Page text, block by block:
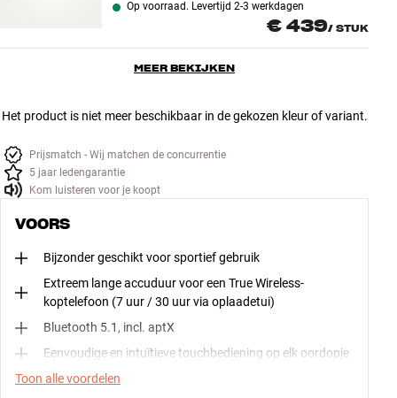
Op voorraad. Levertijd 2-3 werkdagen
€ 439/ STUK
MEER BEKIJKEN
Het product is niet meer beschikbaar in de gekozen kleur of variant.
Prijsmatch - Wij matchen de concurrentie
5 jaar ledengarantie
Kom luisteren voor je koopt
VOORS
Bijzonder geschikt voor sportief gebruik
Extreem lange accuduur voor een True Wireless-
koptelefoon (7 uur / 30 uur via oplaadetui)
Bluetooth 5.1, incl. aptX
Eenvoudige en intuïtieve touchbediening op elk oordopje
Toon alle voordelen